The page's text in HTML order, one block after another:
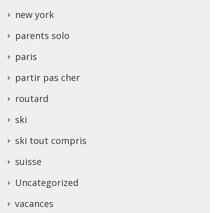
new york
parents solo
paris
partir pas cher
routard
ski
ski tout compris
suisse
Uncategorized
vacances